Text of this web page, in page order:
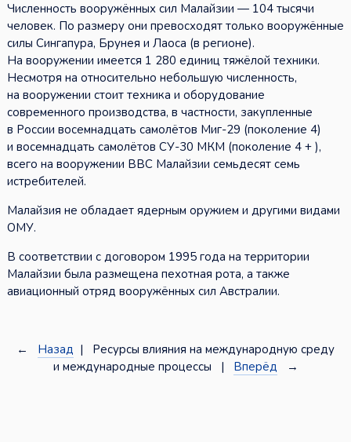
Численность вооружённых сил Малайзии — 104 тысячи
человек. По размеру они превосходят только вооружённые
силы Сингапура, Брунея и Лаоса (в регионе).
На вооружении имеется 1 280 единиц тяжёлой техники.
Несмотря на относительно небольшую численность,
на вооружении стоит техника и оборудование
современного производства, в частности, закупленные
в России восемнадцать самолётов Миг-29 (поколение 4)
и восемнадцать самолётов СУ-30 МКМ (поколение 4 + ),
всего на вооружении ВВС Малайзии семьдесят семь
истребителей.
Малайзия не обладает ядерным оружием и другими видами
ОМУ.
В соответствии с договором 1995 года на территории
Малайзии была размещена пехотная рота, а также
авиационный отряд вооружённых сил Австралии.
← Назад | Ресурсы влияния на международную среду
и международные процессы | Вперёд →